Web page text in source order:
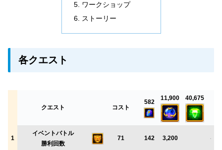
ワークショップ
ストーリー
各クエスト
クエスト コスト
582
11,900 40,675
1
イベントバトル
勝利回数
71 142 3,200